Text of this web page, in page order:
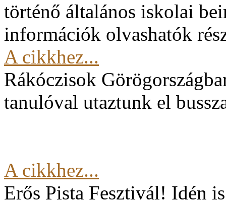
történő általános iskolai
információk olvashatók
A cikkhez...
Rákóczisok
tanulóval utaztunk el
A cikkhez...
Erős Pista Fesztivál! Idén